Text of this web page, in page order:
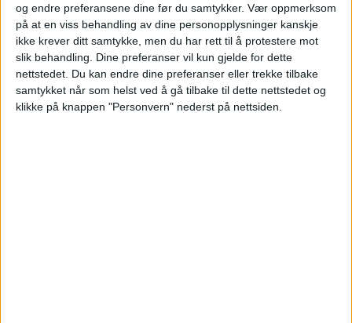
og endre preferansene dine før du samtykker. Vær oppmerksom
på at en viss behandling av dine personopplysninger kanskje
ikke krever ditt samtykke, men du har rett til å protestere mot
slik behandling. Dine preferanser vil kun gjelde for dette
nettstedet. Du kan endre dine preferanser eller trekke tilbake
samtykket når som helst ved å gå tilbake til dette nettstedet og
klikke på knappen "Personvern" nederst på nettsiden.
Politiets innsatsleder ber om at de
gjestene som har vært i restauranten, og
som ikke har vært innom samleplassen
for de evakuerte, må ta kontakt med